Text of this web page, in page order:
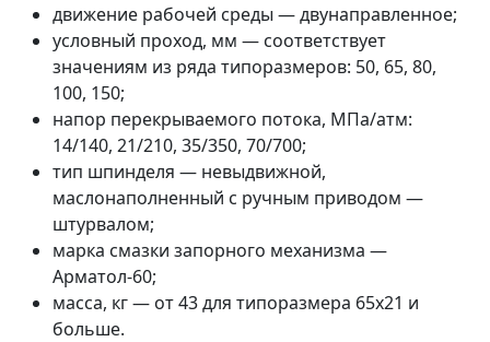
движение рабочей среды — двунаправленное;
условный проход, мм — соответствует
значениям из ряда типоразмеров: 50, 65, 80,
100, 150;
напор перекрываемого потока, МПа/атм:
14/140, 21/210, 35/350, 70/700;
тип шпинделя — невыдвижной,
маслонаполненный с ручным приводом —
штурвалом;
марка смазки запорного механизма —
Арматол-60;
масса, кг — от 43 для типоразмера 65х21 и
больше.